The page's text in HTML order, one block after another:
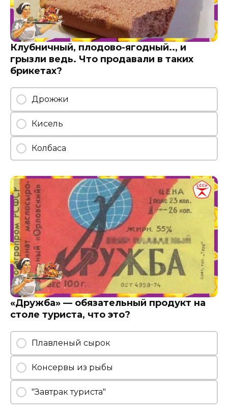
Клубничный, плодово-ягодный.., и
грызли ведь. Что продавали в таких
брикетах?
Дрожжи
Кисель
Колбаса
«Дружба» — обязательный продукт на
столе туриста, что это?
Плавленый сырок
Консервы из рыбы
"Завтрак туриста"